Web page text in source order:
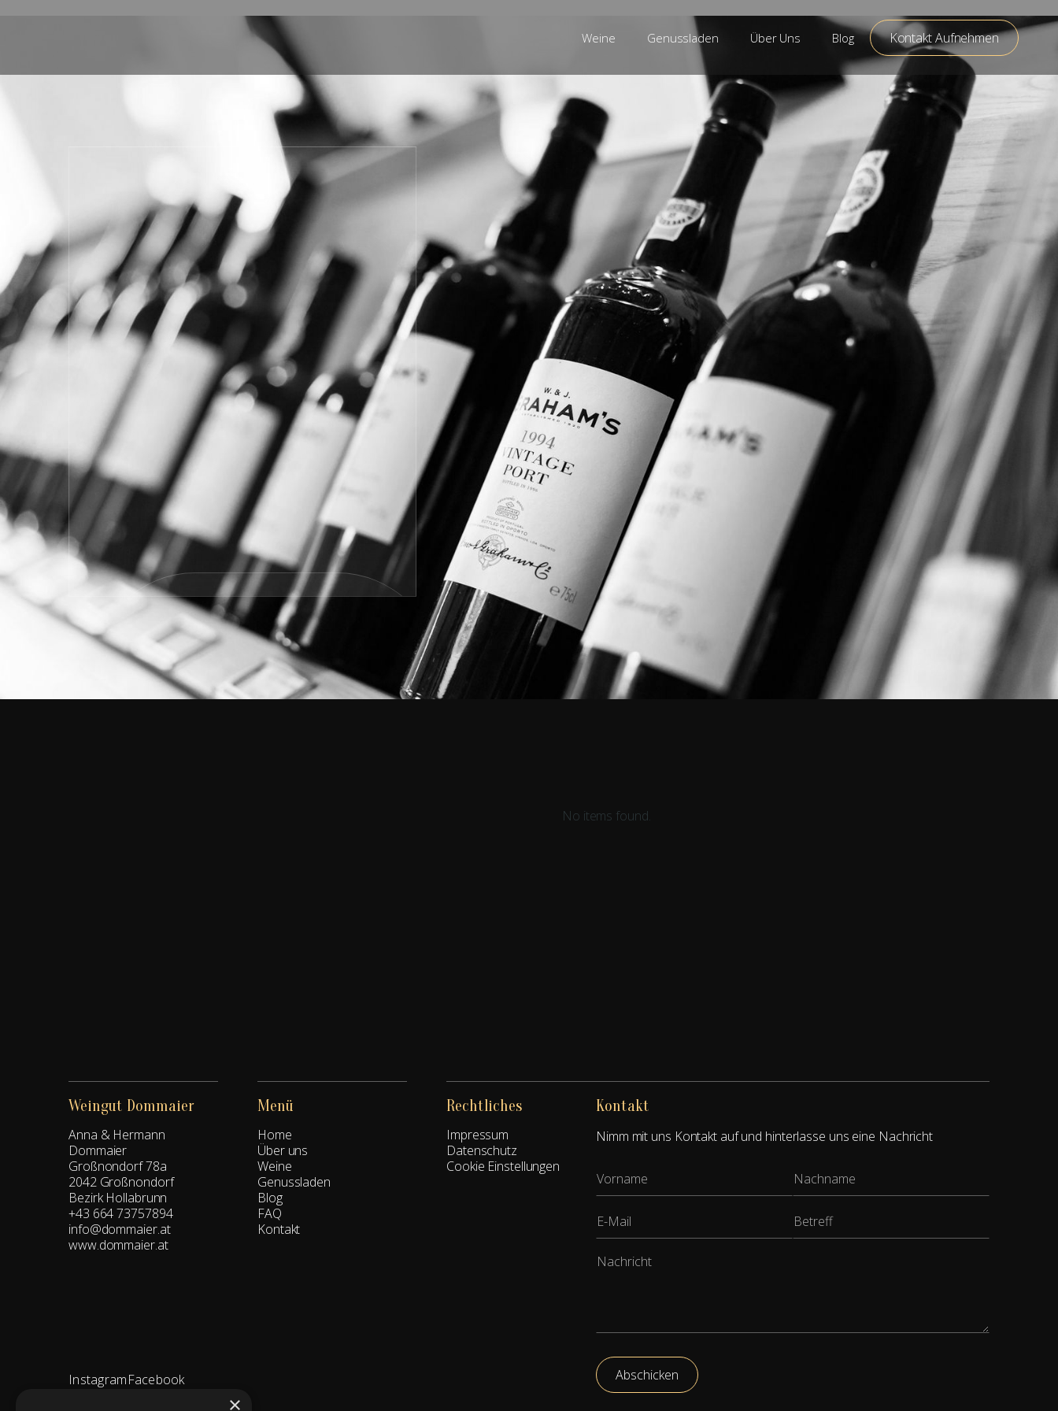
Weine Genussladen Über Uns Blog Kontakt Aufnehmen
No items found.
Weingut Dommaier
Anna & Hermann
Dommaier
Großnondorf 78a
2042 Großnondorf
Bezirk Hollabrunn
+43 664 73757894
info@dommaier.at
www.dommaier.at
Menü
Home
Über uns
Weine
Genussladen
Blog
FAQ
Kontakt
Rechtliches
Impressum
Datenschutz
Cookie Einstellungen
InstagramFacebook
Kontakt
Nimm mit uns Kontakt auf und hinterlasse uns eine Nachricht
×